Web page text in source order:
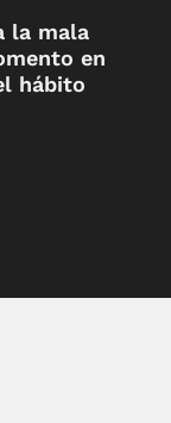
la mala
en
hábito